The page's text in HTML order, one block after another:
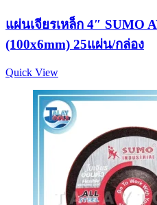
แผ่นเจียรเหล็ก 4″ SUMO
(100x6mm) 25แผ่น/กล่อง
Quick View